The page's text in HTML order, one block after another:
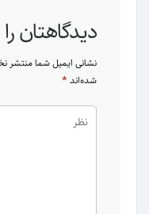
دیدگاهتان
نشانی ایمیل شما منتشر
شده‌اند *